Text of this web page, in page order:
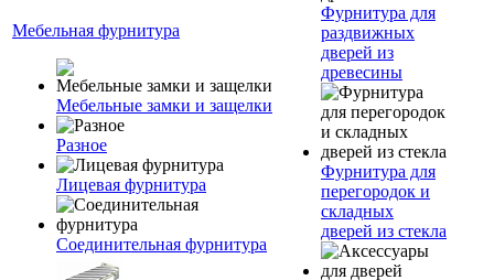
Мебельная фурнитура
Мебельные замки и защелки
Разное
Лицевая фурнитура
Соединительная фурнитура
Фурнитура для
раздвижных
дверей из
древесины
Фурнитура для
перегородок и
складных
дверей из стекла